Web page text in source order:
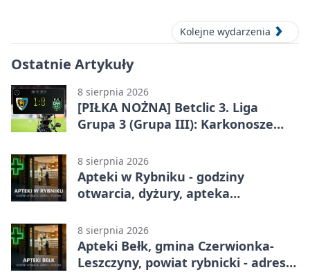
Kolejne wydarzenia
Ostatnie Artykuły
8 sierpnia 2026
[PIŁKA NOŻNA] Betclic 3. Liga
Grupa 3 (Grupa III): Karkonosze
8 sierpnia 2026
Apteki w Rybniku - godziny
otwarcia, dyżury, apteka
8 sierpnia 2026
Apteki Bełk, gmina Czerwionka-
Leszczyny, powiat rybnicki - adresy,